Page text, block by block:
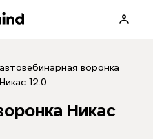
автовебинарная воронка
Никас 12.0
Никас